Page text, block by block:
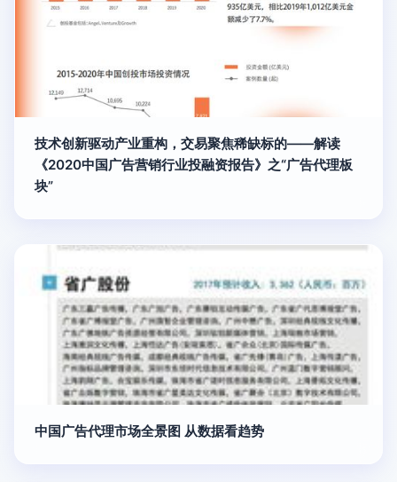
技术创新驱动产业重构，交易聚焦稀缺标的——解读
《2020中国广告营销行业投融资报告》之“广告代理板
块”
中国广告代理市场全景图 从数据看趋势